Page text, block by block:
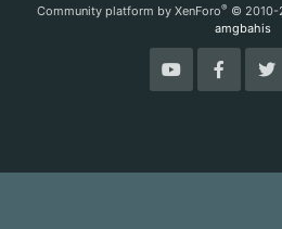
Community platform by XenForo® © 2010-
amgbahis